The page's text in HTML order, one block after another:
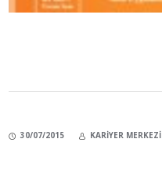
30/07/2015 KARIYER MERKEZI